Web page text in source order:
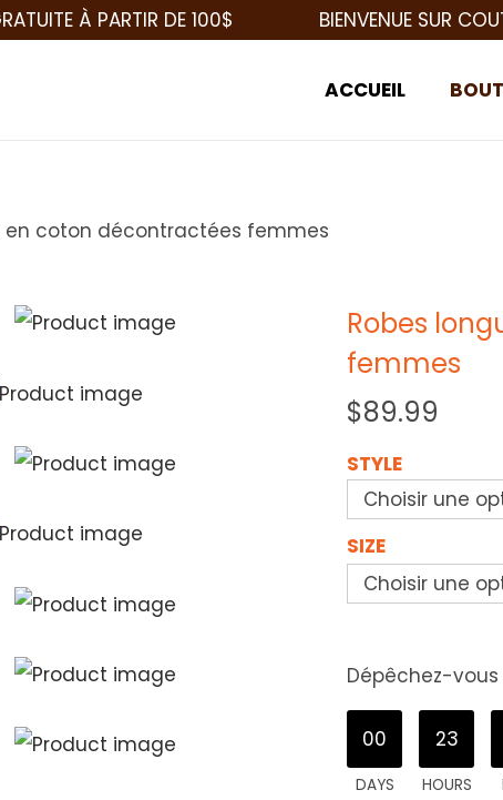
À PARTIR DE 100$ BIENVENUE SUR COUTURE
ACCUEIL
en coton décontractées femmes
Robes
femmes
$89.99
STYLE
SIZE
Dépêchez-
00
DAYS
23
HOURS